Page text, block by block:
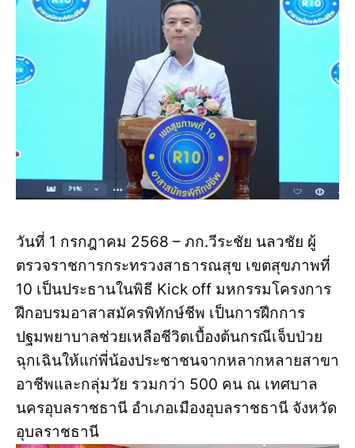
วันที่ 1 กรกฎาคม 2568 – ภก.วีระชัย นลวชัย ผู้
ตรวจราชการกระทรวงสาธารณสุข เขตสุขภาพที่
10 เป็นประธานในพิธี Kick off มหกรรมโครงการ
ฝึกอบรมอาสาสมัครพิทักษ์ชีพ เป็นการฝึกการ
ปฐมพยาบาลช่วยเหลือชีวิตเบื้องต้นกรณีเจ็บป่วย
ฉุกเฉินให้แก่พี่น้องประชาชนจากหลากหลายสาขา
อาชีพและกลุ่มวัย รวมกว่า 500 คน ณ เทศบาล
นครอุบลราชธานี อำเภอเมืองอุบลราชธานี จังหวัด
อุบลราชธานี